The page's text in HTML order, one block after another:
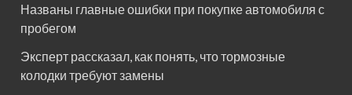
Названы главные ошибки при покупке автомобиля с
пробегом
Эксперт рассказал, как понять, что тормозные
колодки требуют замены